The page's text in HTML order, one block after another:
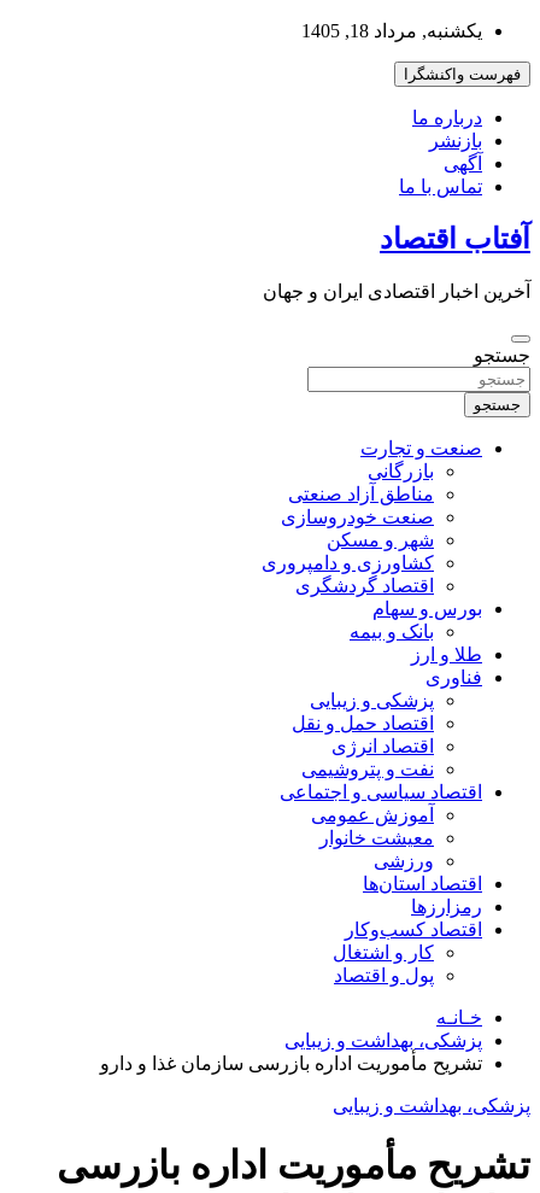
بروید
یکشنبه, مرداد 18, 1405
فهرست واکنشگرا
درباره ما
بازنشر
آگهی
تماس با ما
آفتاب اقتصاد
آخرین اخبار اقتصادی ایران و جهان
جستجو
جستجو
صنعت و تجارت
بازرگانی
مناطق آزاد صنعتی
صنعت خودروسازی
شهر و مسکن
کشاورزی و دامپروری
اقتصاد گردشگری
بورس و سهام
بانک و بیمه
طلا و ارز
فناوری
پزشکی و زیبایی
اقتصاد حمل و نقل
اقتصاد انرژی
نفت و پتروشیمی
اقتصاد سیاسی و اجتماعی
آموزش عمومی
معیشت خانوار
ورزشی
اقتصاد استان‌ها
رمزارزها
اقتصاد کسب‌و‌کار
کار و اشتغال
پول و اقتصاد
خـانـه
پزشکی، بهداشت و زیبایی
تشریح مأموریت اداره بازرسی سازمان غذا و دارو
پزشکی، بهداشت و زیبایی
تشریح مأموریت اداره بازرسی